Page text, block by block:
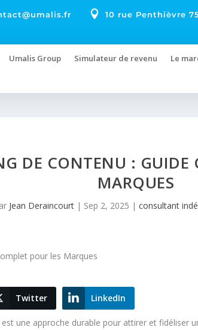
 10 rue Penthièvre
Umalis Group Simulateur de revenu Le
DE CONTENU : GUIDE
MARQUES
Jean Deraincourt| Sep 2, 2025 | consultant
Twitter LinkedIn
est une approche durable pour attirer et fidéliser